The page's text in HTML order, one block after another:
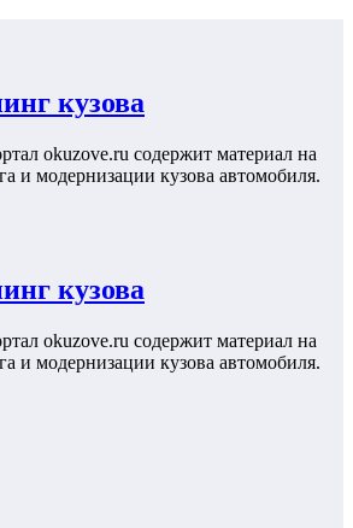
кузова
okuzove.ru содержит материал на
и модернизации кузова автомобиля.
кузова
okuzove.ru содержит материал на
и модернизации кузова автомобиля.